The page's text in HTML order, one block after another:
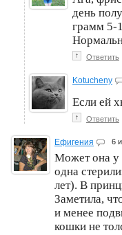
день
грамм 5-
↑ Ответить
Kotucheny
Если ей
↑ Ответить
Ефигения 6
Может она у
одна
лет). В
Заметила,
и менее
кошки не